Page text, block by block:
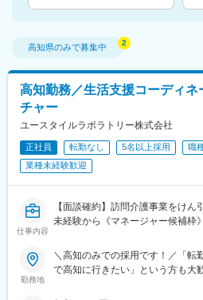
高知県のみで募集中
高知勤務／生活支援コーディ
チャー
ユースタイルラボラトリー株式会社
正社員 転勤なし 5名以上採用
職
業種未経験歓迎
仕事内容
【面談確約】訪問介護事業をけ
未経験から《マネージャー候補枠
勤務地
＼高知のみでの採用です！／「転
で高知に行きたい」という方も大